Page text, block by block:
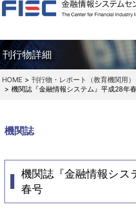
刊行物詳細
HOME 刊行物・レポート（教育機関用）
機関誌『金融情報システム』平成28年
機関誌
機関誌『金融情報シス
春号